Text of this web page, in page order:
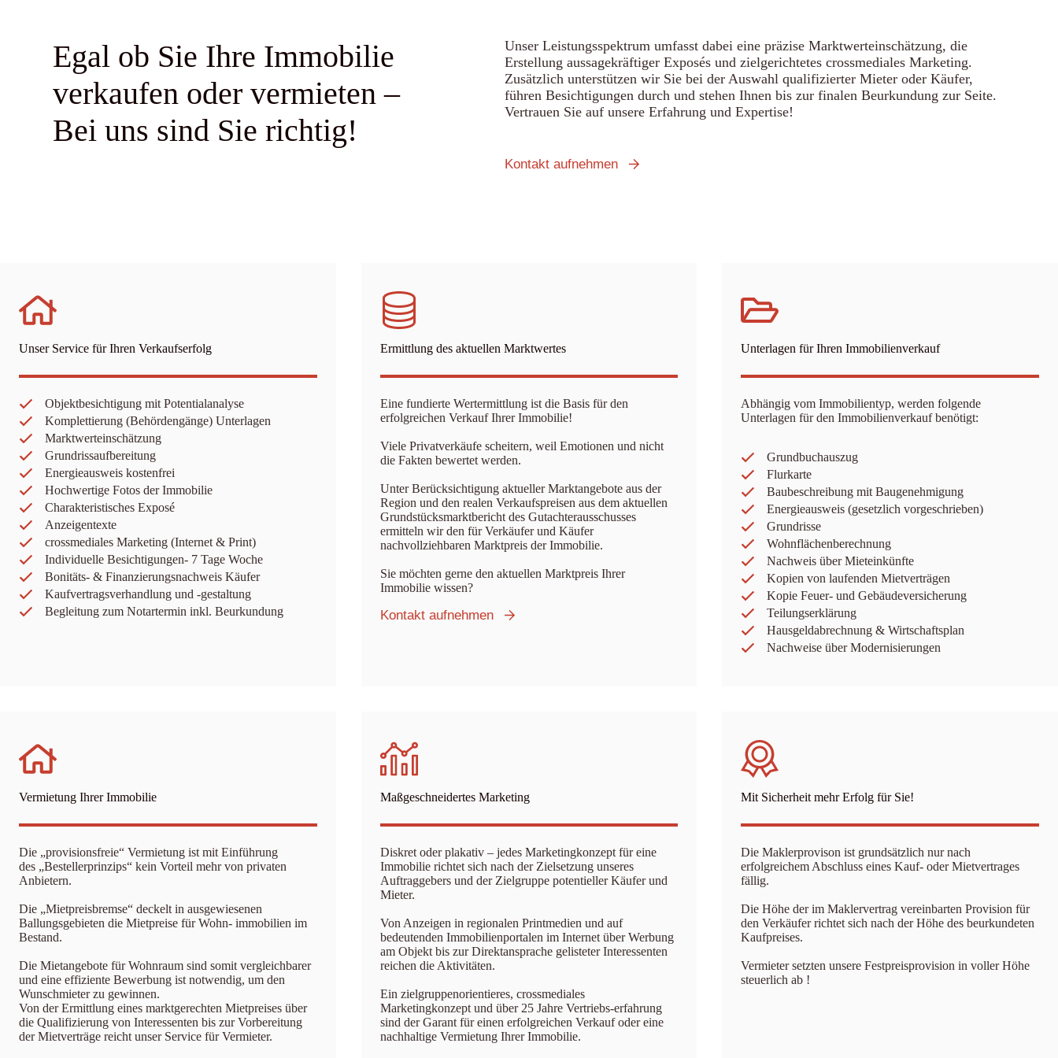
Egal ob Sie Ihre Immobilie
verkaufen oder vermieten –
Bei uns sind Sie richtig!
Unser Leistungsspektrum umfasst dabei eine präzise Marktwerteinschätzung, die
Erstellung aussagekräftiger Exposés und zielgerichtetes crossmediales Marketing.
Zusätzlich unterstützen wir Sie bei der Auswahl qualifizierter Mieter oder Käufer,
führen Besichtigungen durch und stehen Ihnen bis zur finalen Beurkundung zur Seite.
Vertrauen Sie auf unsere Erfahrung und Expertise!
Kontakt aufnehmen
Unser Service für Ihren Verkaufserfolg
Objektbesichtigung mit Potentialanalyse
Komplettierung (Behördengänge) Unterlagen
Marktwerteinschätzung
Grundrissaufbereitung
Energieausweis kostenfrei
Hochwertige Fotos der Immobilie
Charakteristisches Exposé
Anzeigentexte
crossmediales Marketing (Internet & Print)
Individuelle Besichtigungen- 7 Tage Woche
Bonitäts- & Finanzierungsnachweis Käufer
Kaufvertragsverhandlung und -gestaltung
Begleitung zum Notartermin inkl. Beurkundung
Ermittlung des aktuellen Marktwertes
Eine fundierte Wertermittlung ist die Basis für den
erfolgreichen Verkauf Ihrer Immobilie!
Viele Privatverkäufe scheitern, weil Emotionen und nicht
die Fakten bewertet werden.
Unter Berücksichtigung aktueller Marktangebote aus der
Region und den realen Verkaufspreisen aus dem aktuellen
Grundstücksmarktbericht des Gutachterausschusses
ermitteln wir den für Verkäufer und Käufer
nachvollziehbaren Marktpreis der Immobilie.
Sie möchten gerne den aktuellen Marktpreis Ihrer
Immobilie wissen?
Kontakt aufnehmen
Unterlagen für Ihren Immobilienverkauf
Abhängig vom Immobilientyp, werden folgende
Unterlagen für den Immobilienverkauf benötigt:
Grundbuchauszug
Flurkarte
Baubeschreibung mit Baugenehmigung
Energieausweis (gesetzlich vorgeschrieben)
Grundrisse
Wohnflächenberechnung
Nachweis über Mieteinkünfte
Kopien von laufenden Mietverträgen
Kopie Feuer- und Gebäudeversicherung
Teilungserklärung
Hausgeldabrechnung & Wirtschaftsplan
Nachweise über Modernisierungen
Vermietung Ihrer Immobilie
Die „provisionsfreie“ Vermietung ist mit Einführung
des „Bestellerprinzips“ kein Vorteil mehr von privaten
Anbietern.
Die „Mietpreisbremse“ deckelt in ausgewiesenen
Ballungsgebieten die Mietpreise für Wohn- immobilien im
Bestand.
Die Mietangebote für Wohnraum sind somit vergleichbarer
und eine effiziente Bewerbung ist notwendig, um den
Wunschmieter zu gewinnen.
Von der Ermittlung eines marktgerechten Mietpreises über
die Qualifizierung von Interessenten bis zur Vorbereitung
der Mietverträge reicht unser Service für Vermieter.
Maßgeschneidertes Marketing
Diskret oder plakativ – jedes Marketingkonzept für eine
Immobilie richtet sich nach der Zielsetzung unseres
Auftraggebers und der Zielgruppe potentieller Käufer und
Mieter.
Von Anzeigen in regionalen Printmedien und auf
bedeutenden Immobilienportalen im Internet über Werbung
am Objekt bis zur Direktansprache gelisteter Interessenten
reichen die Aktivitäten.
Ein zielgruppenorientieres, crossmediales
Marketingkonzept und über 25 Jahre Vertriebs-erfahrung
sind der Garant für einen erfolgreichen Verkauf oder eine
nachhaltige Vermietung Ihrer Immobilie.
Mit Sicherheit mehr Erfolg für Sie!
Die Maklerprovison ist grundsätzlich nur nach
erfolgreichem Abschluss eines Kauf- oder Mietvertrages
fällig.
Die Höhe der im Maklervertrag vereinbarten Provision für
den Verkäufer richtet sich nach der Höhe des beurkundeten
Kaufpreises.
Vermieter setzten unsere Festpreisprovision in voller Höhe
steuerlich ab !